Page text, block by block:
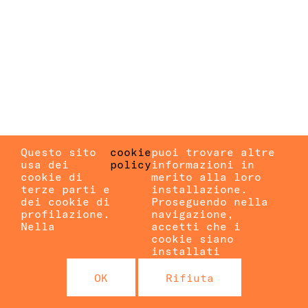
Questo sito
usa dei
cookie di
terze parti e
dei cookie di
profilazione.
Nella
cookie
policy
puoi trovare altre
informazioni in
merito alla loro
installazione.
Proseguendo nella
navigazione,
accetti che i
cookie siano
installati
OK Rifiuta